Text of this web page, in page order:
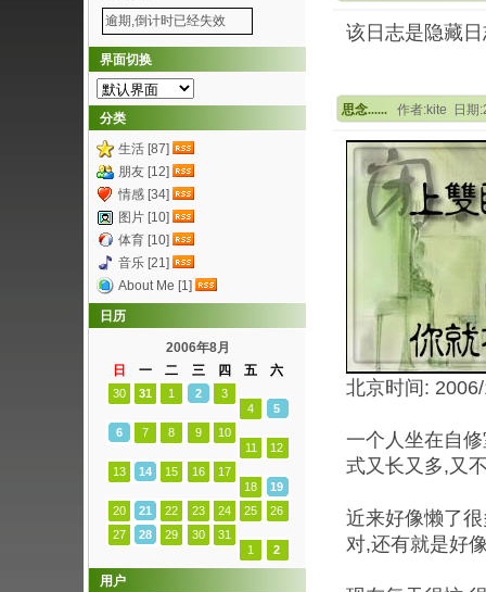
该日志是隐藏
思念...... 作者:kite 日期
北京时间:
一个人坐在自
式又长又多,又
近来好像懒了
对,还有就是好
逾期,倒计时已经失效
界面切换
分类
生活 [87]
朋友 [12]
情感 [34]
图片 [10]
体育 [10]
音乐 [21]
About Me [1]
日历
2006年8月
日
一 二 三 四 五 六
30 31 1 2
3
4
5
6
7 8 9
10
11
12
13
14 15 16
17
18
19
20
21 22 23 24 25
26
27
28 29 30
31
1
2
用户